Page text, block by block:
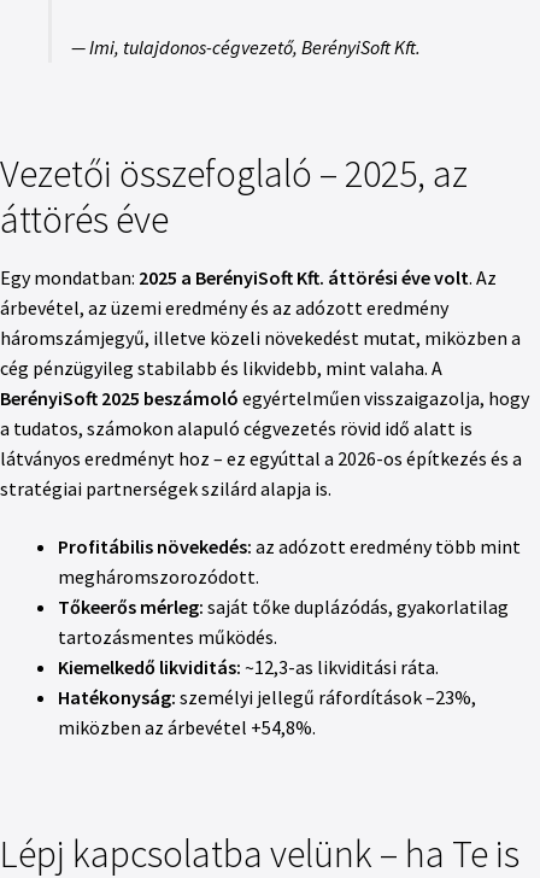
— Imi, tulajdonos-cégvezető, BerényiSoft Kft.
Vezetői összefoglaló – 2025, az
áttörés éve
Egy mondatban: 2025 a BerényiSoft Kft. áttörési éve volt. Az
árbevétel, az üzemi eredmény és az adózott eredmény
háromszámjegyű, illetve közeli növekedést mutat, miközben a
cég pénzügyileg stabilabb és likvidebb, mint valaha. A
BerényiSoft 2025 beszámoló egyértelműen visszaigazolja, hogy
a tudatos, számokon alapuló cégvezetés rövid idő alatt is
látványos eredményt hoz – ez egyúttal a 2026-os építkezés és a
stratégiai partnerségek szilárd alapja is.
Profitábilis növekedés: az adózott eredmény több mint
megháromszorozódott.
Tőkeerős mérleg: saját tőke duplázódás, gyakorlatilag
tartozásmentes működés.
Kiemelkedő likviditás: ~12,3-as likviditási ráta.
Hatékonyság: személyi jellegű ráfordítások –23%,
miközben az árbevétel +54,8%.
Lépj kapcsolatba velünk – ha Te is